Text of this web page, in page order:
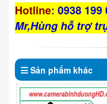
Hotline: 0938 199
Mr,Hùng hỗ trợ
Sản phẩm khác